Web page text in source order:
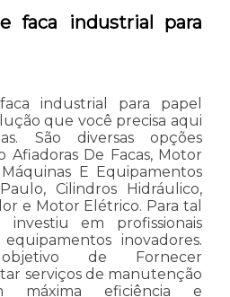
faca industrial para
industrial para papel
que você precisa aqui
São diversas opções
Afiadoras De Facas, Motor
E Equipamentos
Cilindros Hidráulico,
e Motor Elétrico. Para tal
investiu em profissionais
inovadores.
de Fornecer
serviços de manutenção
máxima eficiência e